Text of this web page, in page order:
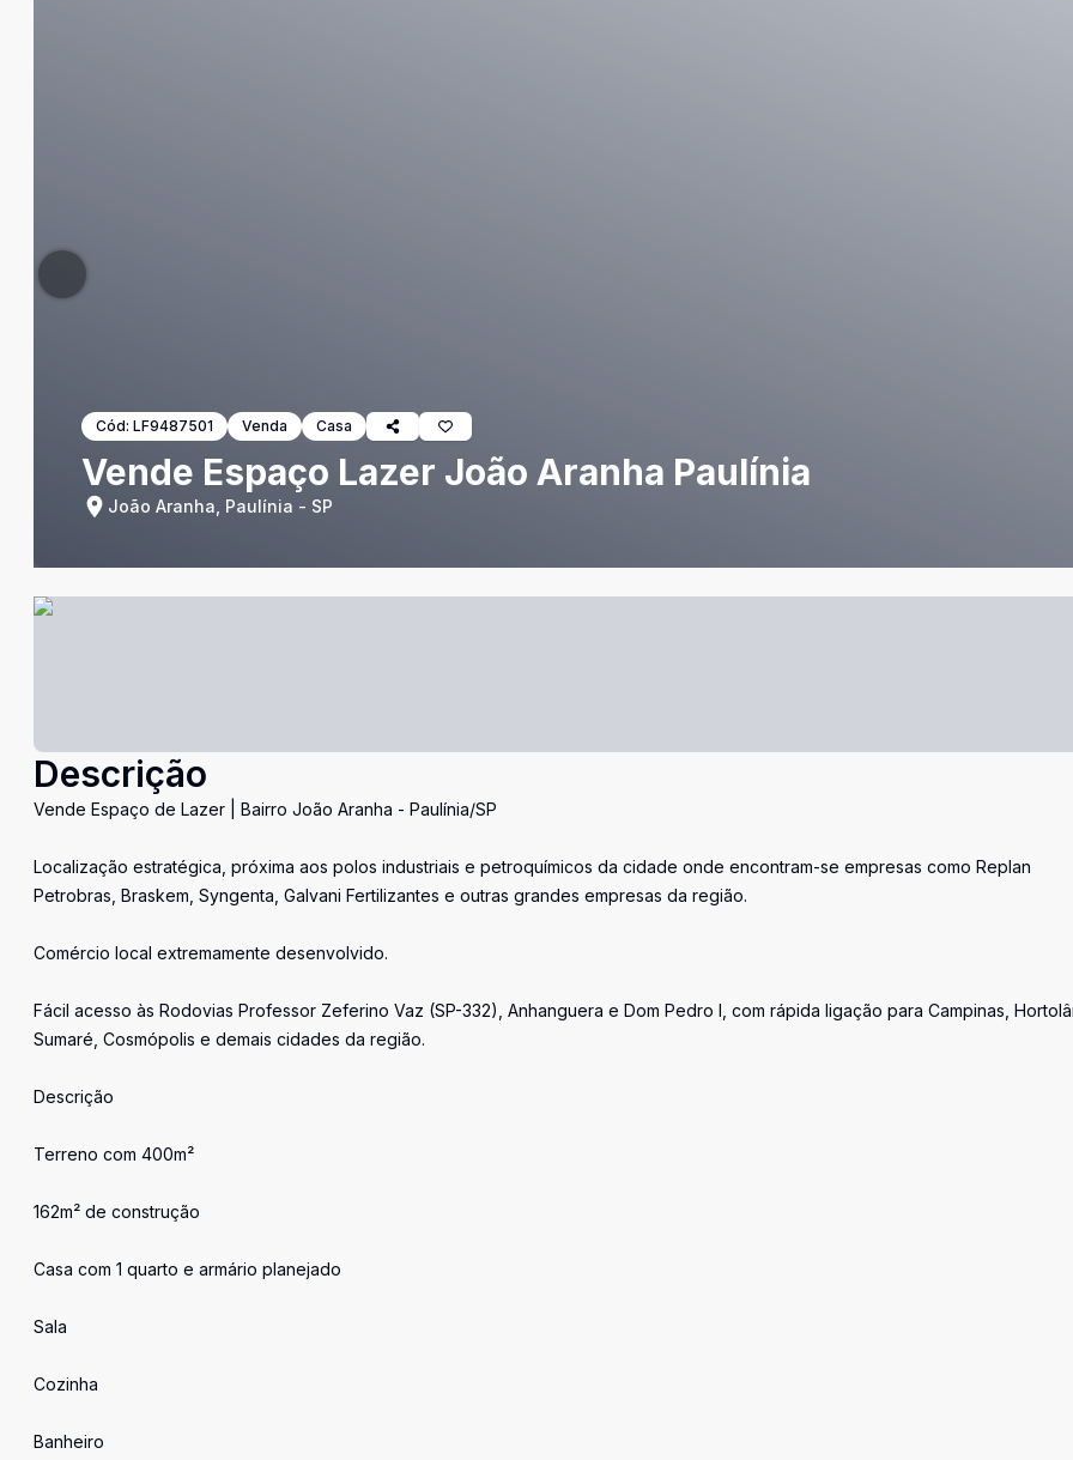
Cód: LF9487501 Venda Casa
Vende Espaço Lazer João Aranha Paulínia
João Aranha, Paulínia - SP
Descrição
Vende Espaço de Lazer | Bairro João Aranha - Paulínia/SP
Localização estratégica, próxima aos polos industriais e petroquímicos da cidade onde encontram-se empresas como Replan
Petrobras, Braskem, Syngenta, Galvani Fertilizantes e outras grandes empresas da região.
Comércio local extremamente desenvolvido.
Fácil acesso às Rodovias Professor Zeferino Vaz (SP-332), Anhanguera e Dom Pedro I, com rápida ligação para Campinas,
Sumaré, Cosmópolis e demais cidades da região.
Descrição
Terreno com 400m²
162m² de construção
Casa com 1 quarto e armário planejado
Sala
Cozinha
Banheiro